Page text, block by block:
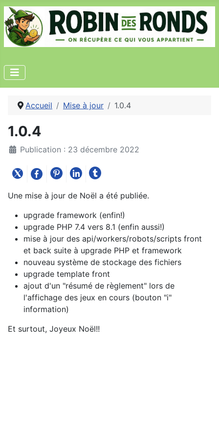
Accueil Mise à jour 1.0.4
1.0.4
Publication : 23 décembre 2022
Une mise à jour de Noël a été publiée.
upgrade framework (enfin!)
upgrade PHP 7.4 vers 8.1 (enfin aussi!)
mise à jour des api/workers/robots/scripts front
et back suite à upgrade PHP et framework
nouveau système de stockage des fichiers
upgrade template front
ajout d'un "résumé de règlement" lors de
l'affichage des jeux en cours (bouton "i"
information)
Et surtout, Joyeux Noël!!